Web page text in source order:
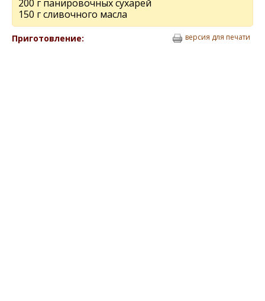
200 г панировочных сухарей
150 г сливочного масла
Приготовление: версия для печати